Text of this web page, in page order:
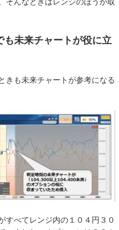
そんなときはレンジのほうが取
も未来チャートが役に立
も未来チャートが参考になる
べてレンジ内の１０４円３０